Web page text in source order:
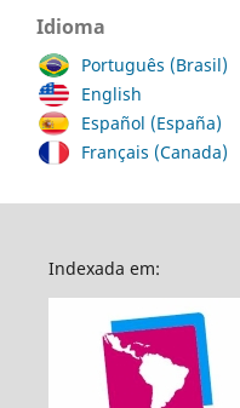
Idioma
Português (Brasil)
English
Español (España)
Français (Canada)
Indexada em: